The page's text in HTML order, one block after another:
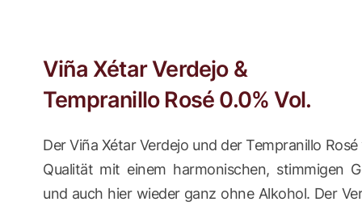
Viña Xétar Verdejo &
Tempranillo Rosé 0.0% Vol.
Der Viña Xétar Verdejo und der Tempranillo
Qualität mit einem harmonischen, stimmigen
und auch hier wieder ganz ohne Alkohol. Der